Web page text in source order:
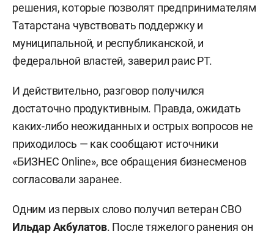
решения, которые позволят предпринимателям
Татарстана чувствовать поддержку и
муниципальной, и республиканской, и
федеральной властей, заверил раис РТ.
И действительно, разговор получился
достаточно продуктивным. Правда, ожидать
каких-либо неожиданных и острых вопросов не
приходилось — как сообщают источники
«БИЗНЕС Online», все обращения бизнесменов
согласовали заранее.
Одним из первых слово получил ветеран СВО
Ильдар Акбулатов. После тяжелого ранения он